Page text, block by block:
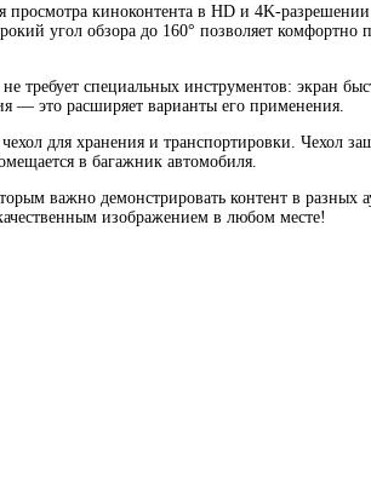
киноконтента в HD и
угол обзора до 160° позволяет комфортно
специальных инструментов: экран
— это расширяет варианты его применения.
для хранения и транспортировки. Чехол
в багажник автомобиля.
важно демонстрировать контент в разных
изображением в любом месте!